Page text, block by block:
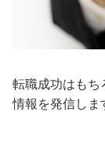
転職成功はもち
情報を発信しま